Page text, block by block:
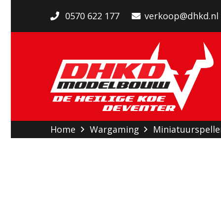
0570 622 177 verkoop@dhkd.nl
Home Wargaming